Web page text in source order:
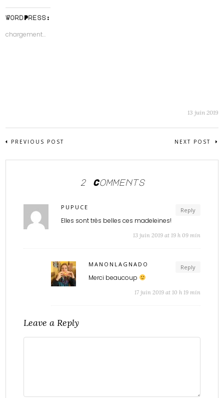
Twitter(ouvre
dans
une
fenêtre)
Facebook(ouvre
dans
une
WordPress:
chargement…
13 juin 2019
PREVIOUS POST NEXT POST
2 Comments
Reply
PUPUCE
Elles sont très belles ces madeleines!
13 juin 2019 at 19 h 09 min
Reply
MANONLAGNADO
Merci beaucoup
17 juin 2019 at 10 h 19 min
Leave a Reply